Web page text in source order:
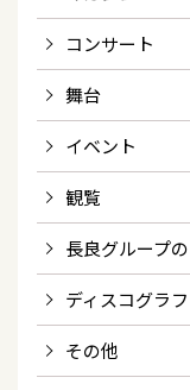
コンサート
舞台
イベント
観覧
長良グループ
ディスコグラ
その他